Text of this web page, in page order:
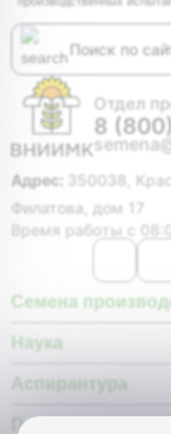
Отдел
8
Адрес: 350038,
Филатова, дом 17
Время работы с
Семена
Наука
Аспирантура
Покупателю